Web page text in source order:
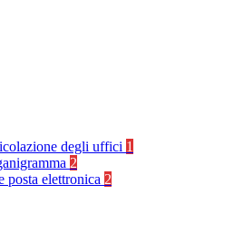
degli uffici 1
2
posta elettronica 2